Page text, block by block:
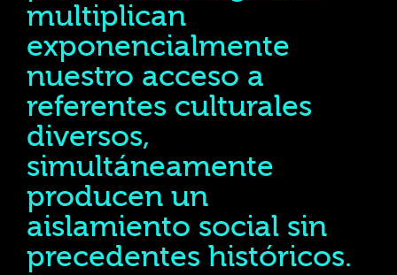
multiplican
exponencialmente
nuestro acceso a
referentes culturales
diversos,
simultáneamente
producen un
aislamiento social sin
precedentes históricos.